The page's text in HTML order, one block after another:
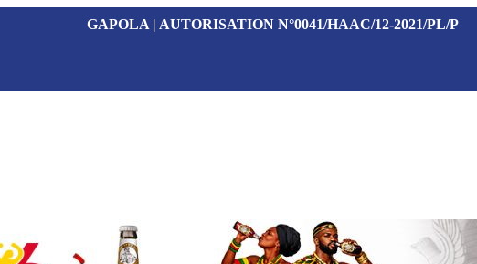
GAPOLA | AUTORISATION N°0041/HAAC/12-2021/PL/P